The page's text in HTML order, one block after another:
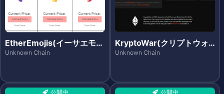
EtherEmojis(イーサエモジ
ズ)
Unknown Chain
KryptoWar(クリプトウォ
ー)
Unknown Chain
公開中 公開中